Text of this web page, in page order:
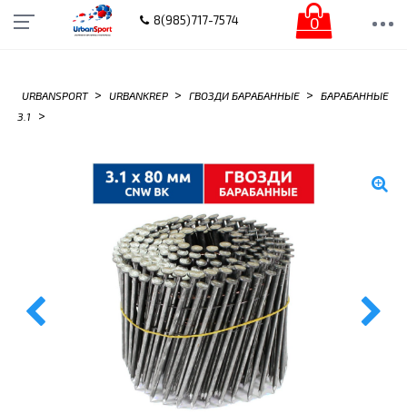
8(985)717-7574 0
URBANSPORT > URBANKREP > ГВОЗДИ БАРАБАННЫЕ >
БАРАБАННЫЕ
3.1
>